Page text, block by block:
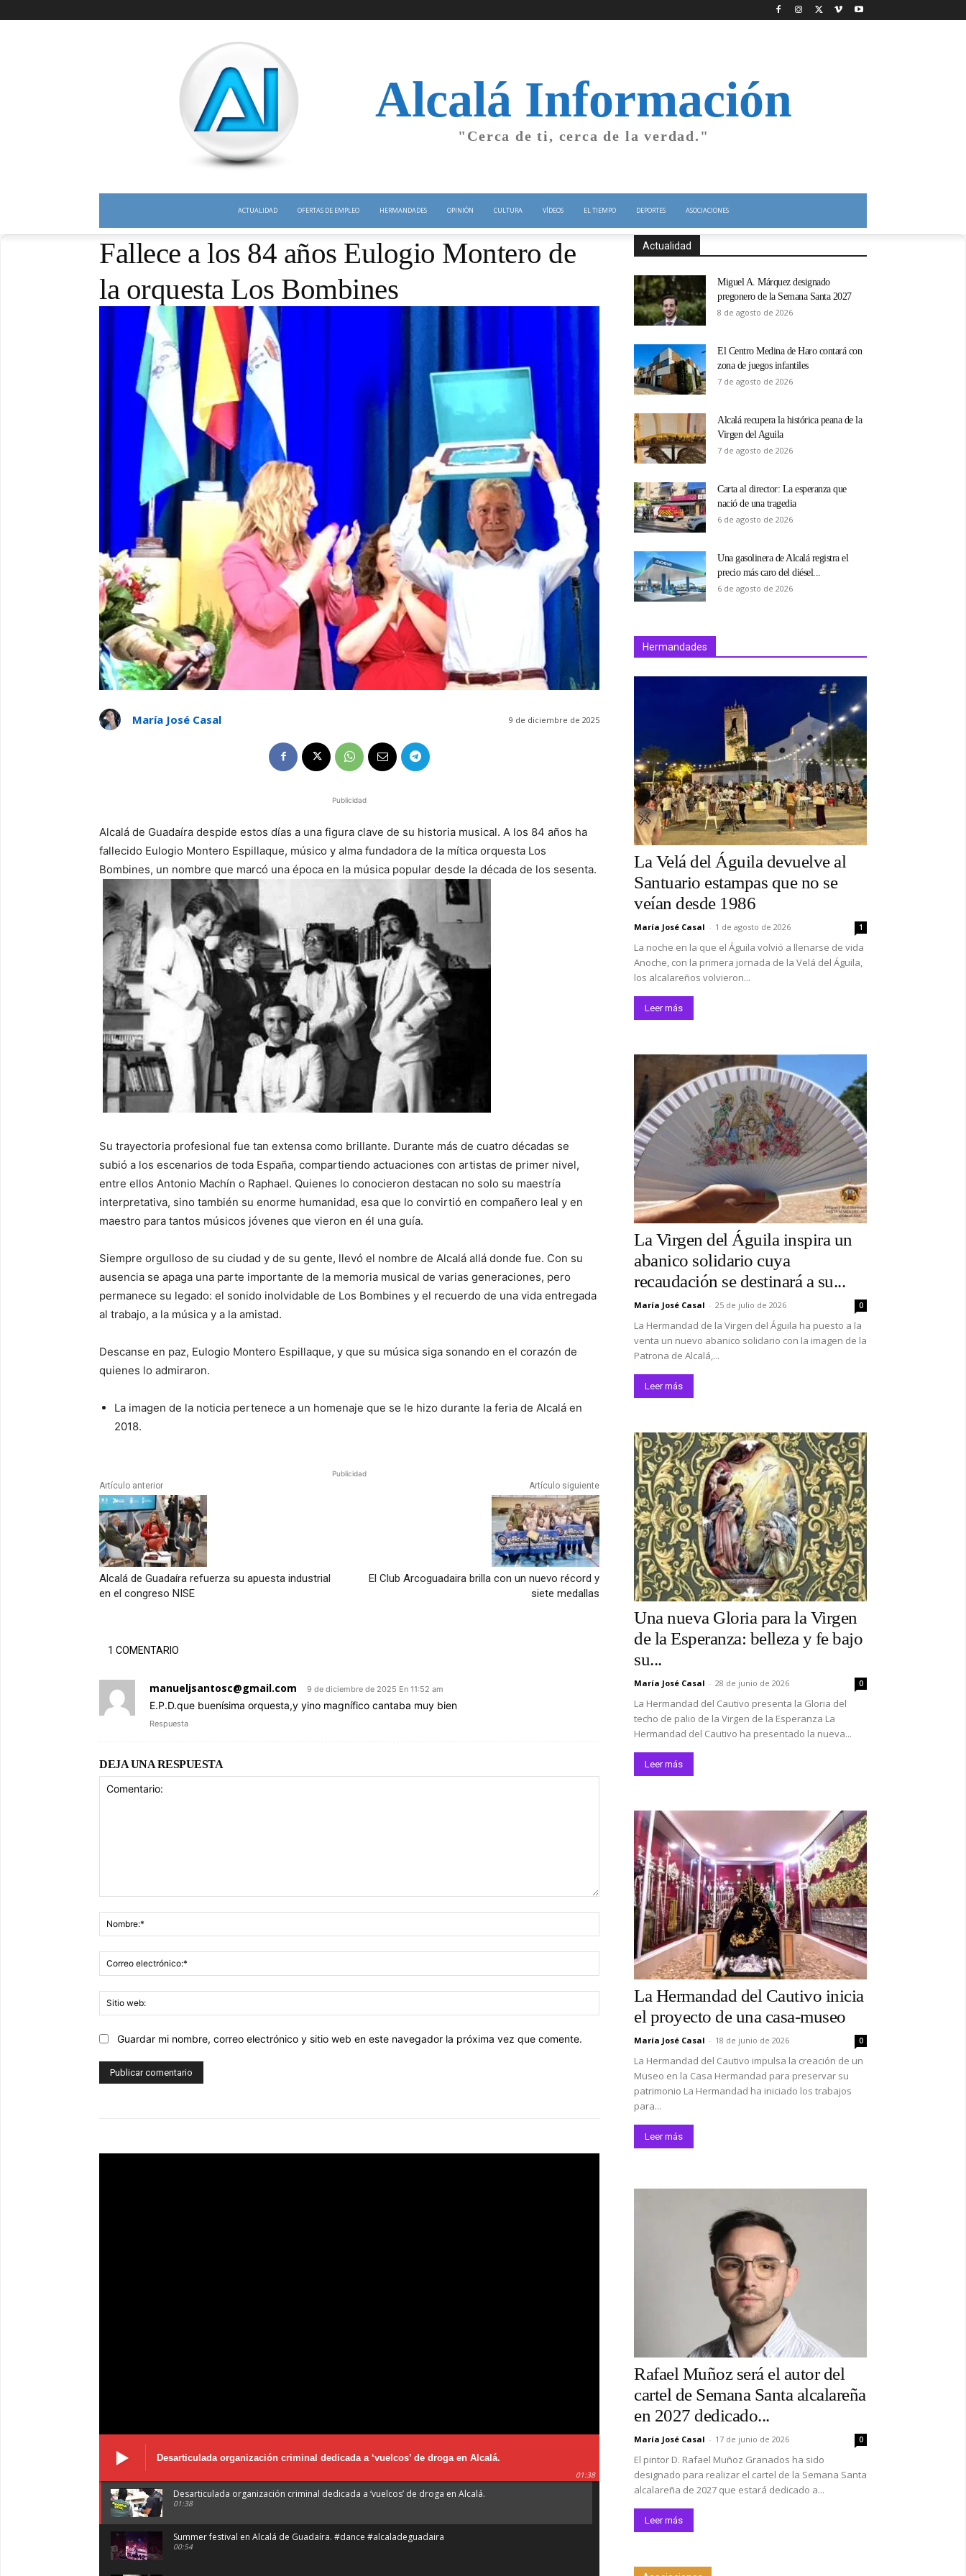
Alcalá Información
"Cerca de ti, cerca de la verdad."
ACTUALIDAD OFERTAS DE EMPLEO HERMANDADES OPINIÓN CULTURA VÍDEOS EL TIEMPO DEPORTES ASOCIACIONES
Fallece a los 84 años Eulogio Montero de
la orquesta Los Bombines
9 de diciembre de 2025
María José Casal
Publicidad
Alcalá de Guadaíra despide estos días a una figura clave de su historia musical. A los 84 años ha
fallecido Eulogio Montero Espillaque, músico y alma fundadora de la mítica orquesta Los
Bombines, un nombre que marcó una época en la música popular desde la década de los sesenta.
Su trayectoria profesional fue tan extensa como brillante. Durante más de cuatro décadas se
subió a los escenarios de toda España, compartiendo actuaciones con artistas de primer nivel,
entre ellos Antonio Machín o Raphael. Quienes lo conocieron destacan no solo su maestría
interpretativa, sino también su enorme humanidad, esa que lo convirtió en compañero leal y en
maestro para tantos músicos jóvenes que vieron en él una guía.
Siempre orgulloso de su ciudad y de su gente, llevó el nombre de Alcalá allá donde fue. Con su
ausencia se apaga una parte importante de la memoria musical de varias generaciones, pero
permanece su legado: el sonido inolvidable de Los Bombines y el recuerdo de una vida entregada
al trabajo, a la música y a la amistad.
Descanse en paz, Eulogio Montero Espillaque, y que su música siga sonando en el corazón de
quienes lo admiraron.
La imagen de la noticia pertenece a un homenaje que se le hizo durante la feria de Alcalá en
2018.
Publicidad
Artículo anterior
Alcalá de Guadaíra refuerza su apuesta industrial
en el congreso NISE
Artículo siguiente
El Club Arcoguadaira brilla con un nuevo récord y
siete medallas
1 COMENTARIO
manueljsantosc@gmail.com 9 de diciembre de 2025 En 11:52 am
E.P.D.que buenísima orquesta,y yino magnífico cantaba muy bien
Respuesta
DEJA UNA RESPUESTA
Nombre:*
electrónico:*
web:
Guardar mi nombre, correo electrónico y sitio web en este navegador la próxima vez que comente.
Desarticulada organización criminal dedicada a ‘vuelcos’ de droga en Alcalá.
01:38
Desarticulada organización criminal dedicada a ‘vuelcos’ de droga en Alcalá.
01:38
Summer festival en Alcalá de Guadaíra. #dance #alcaladeguadaira
00:54
Actualidad
Miguel A. Márquez designado
pregonero de la Semana Santa 2027
8 de agosto de 2026
El Centro Medina de Haro contará con
zona de juegos infantiles
7 de agosto de 2026
Alcalá recupera la histórica peana de la
Virgen del Aguila
7 de agosto de 2026
Carta al director: La esperanza que
nació de una tragedia
6 de agosto de 2026
Una gasolinera de Alcalá registra el
precio más caro del diésel...
6 de agosto de 2026
Hermandades
La Velá del Águila devuelve al
Santuario estampas que no se
veían desde 1986
María José Casal - 1 de agosto de 2026 1
La noche en la que el Águila volvió a llenarse de vida
Anoche, con la primera jornada de la Velá del Águila,
los alcalareños volvieron...
Leer más
La Virgen del Águila inspira un
abanico solidario cuya
recaudación se destinará a su...
María José Casal - 25 de julio de 2026 0
La Hermandad de la Virgen del Águila ha puesto a la
venta un nuevo abanico solidario con la imagen de la
Patrona de Alcalá,...
Leer más
Una nueva Gloria para la Virgen
de la Esperanza: belleza y fe bajo
su...
María José Casal - 28 de junio de 2026 0
La Hermandad del Cautivo presenta la Gloria del
techo de palio de la Virgen de la Esperanza La
Hermandad del Cautivo ha presentado la nueva...
Leer más
La Hermandad del Cautivo inicia
el proyecto de una casa-museo
María José Casal - 18 de junio de 2026 0
La Hermandad del Cautivo impulsa la creación de un
Museo en la Casa Hermandad para preservar su
patrimonio La Hermandad ha iniciado los trabajos
para...
Leer más
Rafael Muñoz será el autor del
cartel de Semana Santa alcalareña
en 2027 dedicado...
María José Casal - 17 de junio de 2026 0
El pintor D. Rafael Muñoz Granados ha sido
designado para realizar el cartel de la Semana Santa
alcalareña de 2027 que estará dedicado a...
Leer más